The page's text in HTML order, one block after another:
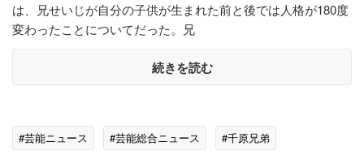
は、兄せいじが自分の子供が生まれた前と後では人格が180度
変わったことについてだった。兄
続きを読む
#芸能ニュース #芸能総合ニュース #千原兄弟